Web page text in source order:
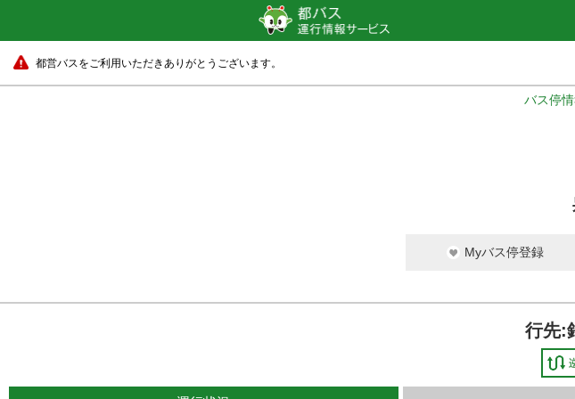
都営バスをご利用いただきありがとうございます。
バス停
Myバス停登録
行先: